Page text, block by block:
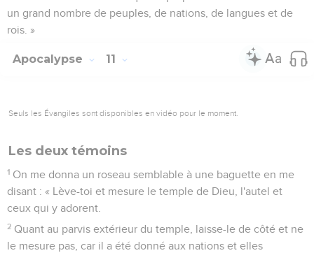
un grand nombre de peuples, de nations, de langues et de
rois. »
Apocalypse 11
Seuls les Évangiles sont disponibles en vidéo pour le moment.
Les deux témoins
1 On me donna un roseau semblable à une baguette en me
disant : « Lève-toi et mesure le temple de Dieu, l'autel et
ceux qui y adorent.
2 Quant au parvis extérieur du temple, laisse-le de côté et ne
le mesure pas, car il a été donné aux nations et elles